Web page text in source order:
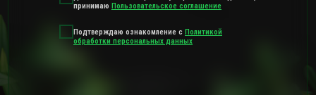
принимаю Пользовательское соглашение
Подтверждаю ознакомление с Политикой
обработки персональных данных